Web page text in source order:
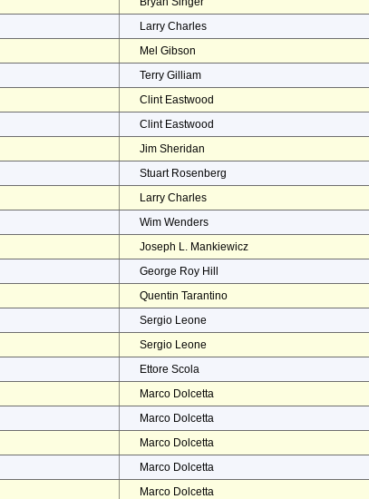
Larry Charles
Mel Gibson
Terry Gilliam
Clint Eastwood
Clint Eastwood
Jim Sheridan
Stuart Rosenberg
Larry Charles
Wim Wenders
Joseph L. Mankiewicz
George Roy Hill
Quentin Tarantino
Sergio Leone
Sergio Leone
Ettore Scola
Marco Dolcetta
Marco Dolcetta
Marco Dolcetta
Marco Dolcetta
Marco Dolcetta